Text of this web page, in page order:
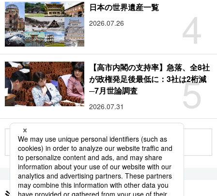
4
日本の世界遺産一覧
2026.07.26
5
【高市内閣の支持率】急落、全8社
が政権発足後最低に：3社は2桁減
─7月世論調査
2026.07.31
もっと見る